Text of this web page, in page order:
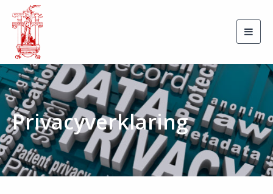
Privacyverklaring